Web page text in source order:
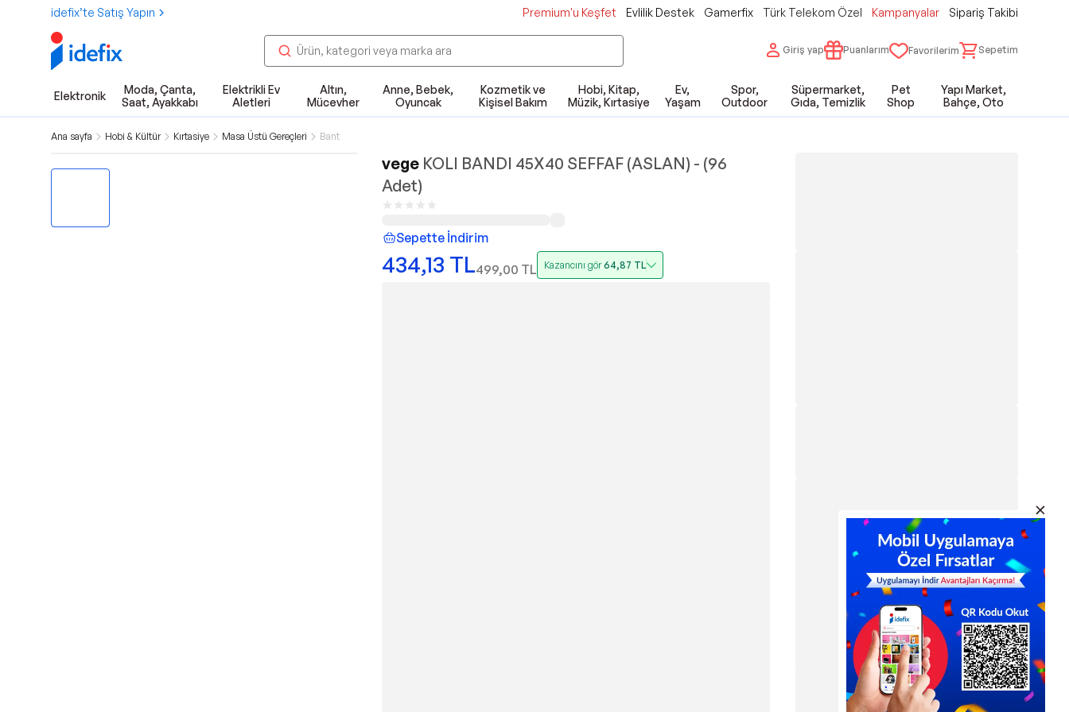
idefix’te Satış Yapın Premium'u Keşfet Evlilik Destek Gamerfix Türk Telekom Özel Kampanyalar Sipariş Takibi
Giriş yap Puanlarım Favorilerim Sepetim
Elektronik
Moda, Çanta,
Saat, Ayakkabı
Elektrikli Ev
Aletleri
Altın,
Mücevher
Anne, Bebek,
Oyuncak
Kozmetik ve
Kişisel Bakım
Hobi, Kitap,
Müzik, Kırtasiye
Ev,
Yaşam
Spor,
Outdoor
Süpermarket,
Gıda, Temizlik
Pet
Shop
Yapı Market,
Bahçe, Oto
Ana sayfa Hobi & Kültür Kırtasiye Masa Üstü Gereçleri Bant
vege KOLI BANDI 45X40 SEFFAF (ASLAN) - (96
Adet)
Sepette İndirim
434,13 TL499,00 TL Kazancını gör64,87 TL